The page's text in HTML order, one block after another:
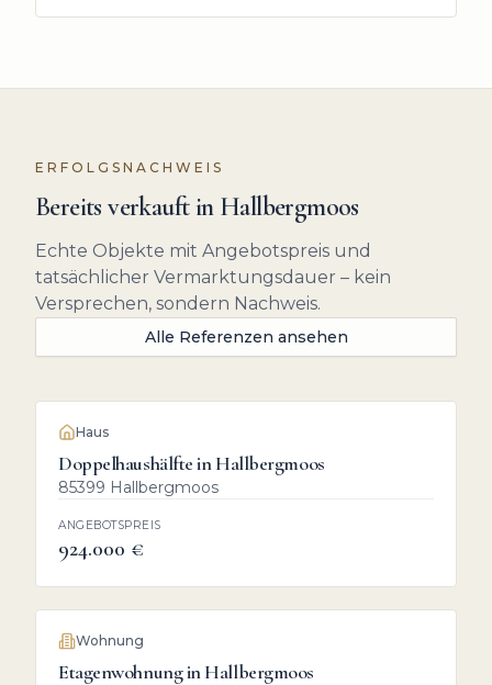
ERFOLGSNACHWEIS
Bereits verkauft in Hallbergmoos
Echte Objekte mit Angebotspreis und
tatsächlicher Vermarktungsdauer – kein
Versprechen, sondern Nachweis.
Alle Referenzen ansehen
Haus
Doppelhaushälfte in Hallbergmoos
85399 Hallbergmoos
ANGEBOTSPREIS
924.000 €
Wohnung
Etagenwohnung in Hallbergmoos